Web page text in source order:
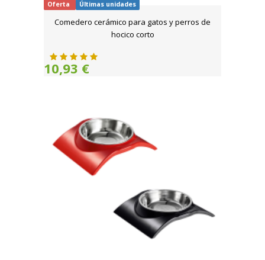
Oferta Últimas unidades
Comedero cerámico para gatos y perros de
hocico corto
10,93 €